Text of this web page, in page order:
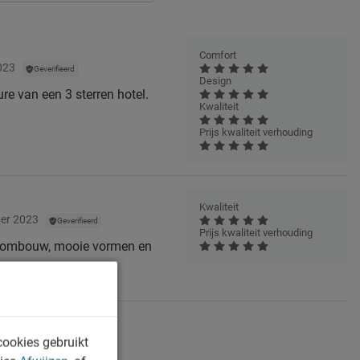
Geverifieerd
van een 3 sterren hotel.
Comfort
Design
Kwaliteit
Prijs kwaliteit verhouding
2023 Geverifieerd
mooie vormen en
Kwaliteit
Prijs kwaliteit verhouding
gebruikt